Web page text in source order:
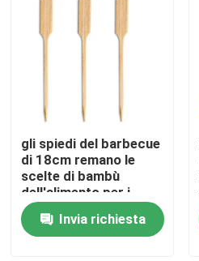
Casa
Chi siamo
gli spiedi del barbecue
di 18cm remano le
scelte di bambù
dell'alimento per i
rifornimenti del
partito del BARBECUE
del cocktail
Invia richiesta